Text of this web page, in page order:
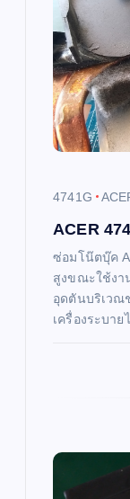
4741G
ACER
ซ่อมโน๊ตบุ๊ค
สูงขณะใช้งา
อุดตันบริเวณ
เครื่องระบาย